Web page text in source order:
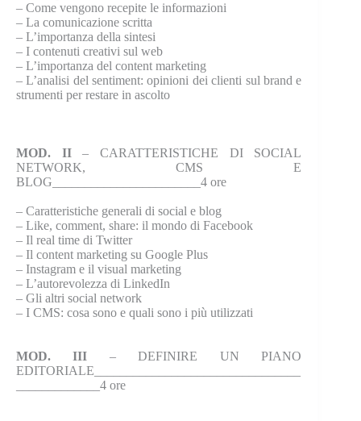
– Come vengono recepite le informazioni
– La comunicazione scritta
– L’importanza della sintesi
– I contenuti creativi sul web
– L’importanza del content marketing
– L’analisi del sentiment: opinioni dei clienti sul brand e
strumenti per restare in ascolto
MOD. II– CARATTERISTICHE DI SOCIAL
NETWORK, CMS E
BLOG_______________________4 ore
– Caratteristiche generali di social e blog
– Like, comment, share: il mondo di Facebook
– Il real time di Twitter
– Il content marketing su Google Plus
– Instagram e il visual marketing
– L’autorevolezza di LinkedIn
– Gli altri social network
– I CMS: cosa sono e quali sono i più utilizzati
MOD. III – DEFINIRE UN PIANO
EDITORIALE________________________________
_____________4 ore